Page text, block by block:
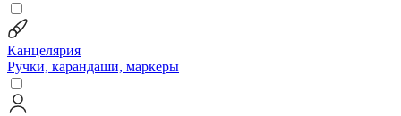
Канцелярия
Ручки, карандаши, маркеры